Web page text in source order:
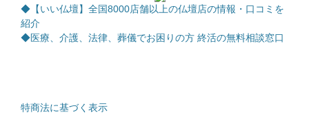
◆【いい仏壇】全国8000店舗以上の仏壇店の情報・口コミを
紹介
◆医療、介護、法律、葬儀でお困りの方 終活の無料相談窓口
特商法に基づく表示